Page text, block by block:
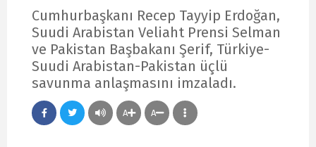
Cumhurbaşkanı Recep Tayyip Erdoğan,
Suudi Arabistan Veliaht Prensi Selman
ve Pakistan Başbakanı Şerif, Türkiye-
Suudi Arabistan-Pakistan üçlü
savunma anlaşmasını imzaladı.
A A